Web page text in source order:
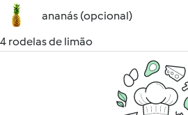
ananás (opcional)
4 rodelas de limão